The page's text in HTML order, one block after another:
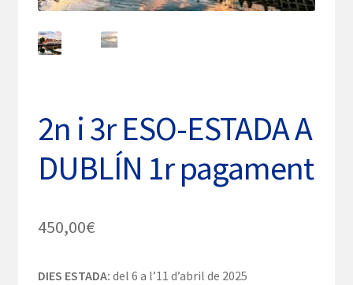
2n i 3r ESO-ESTADA A
DUBLÍN 1r pagament
450,00€
DIES ESTADA: del 6 a l’11 d’abril de 2025